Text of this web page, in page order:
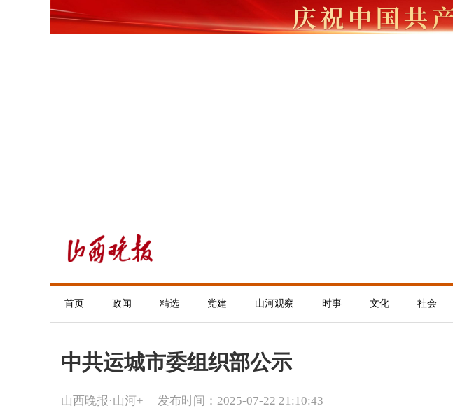
首页 政闻 精选 党建 山河观察 时事 文化 社会
中共运城市委组织部公示
山西晚报·山河+ 发布时间：2025-07-22 21:10:43